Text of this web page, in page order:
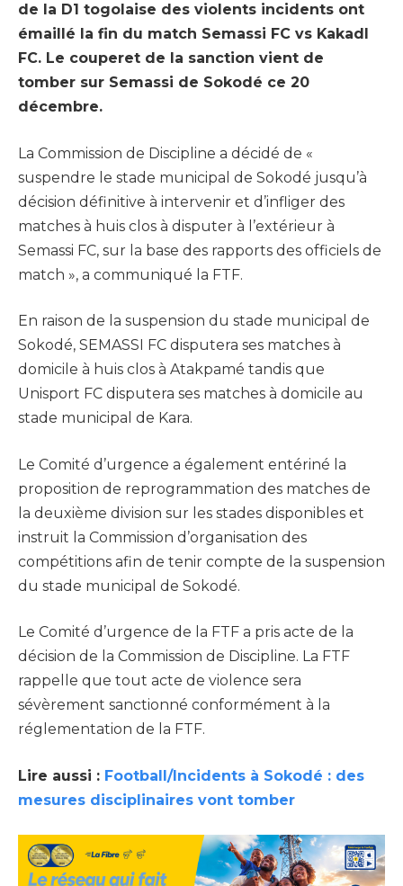
de la D1 togolaise des violents incidents ont
émaillé la fin du match Semassi FC vs Kakadl
FC. Le couperet de la sanction vient de
tomber sur Semassi de Sokodé ce 20
décembre.
La Commission de Discipline a décidé de «
suspendre le stade municipal de Sokodé jusqu’à
décision définitive à intervenir et d’infliger des
matches à huis clos à disputer à l’extérieur à
Semassi FC, sur la base des rapports des officiels de
match », a communiqué la FTF.
En raison de la suspension du stade municipal de
Sokodé, SEMASSI FC disputera ses matches à
domicile à huis clos à Atakpamé tandis que
Unisport FC disputera ses matches à domicile au
stade municipal de Kara.
Le Comité d’urgence a également entériné la
proposition de reprogrammation des matches de
la deuxième division sur les stades disponibles et
instruit la Commission d’organisation des
compétitions afin de tenir compte de la suspension
du stade municipal de Sokodé.
Le Comité d’urgence de la FTF a pris acte de la
décision de la Commission de Discipline. La FTF
rappelle que tout acte de violence sera
sévèrement sanctionné conformément à la
réglementation de la FTF.
Lire aussi : Football/Incidents à Sokodé : des
mesures disciplinaires vont tomber